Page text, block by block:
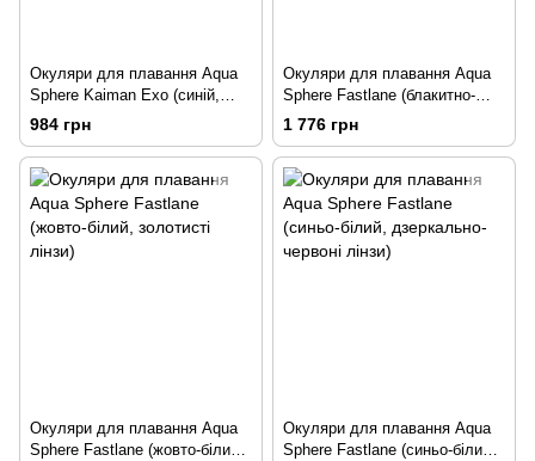
Окуляри для плавання Aqua
Sphere Kaiman Exo (синій,
прозорі лінзи)
984 грн
Окуляри для плавання Aqua
Sphere Fastlane (блакитно-
білий, дзеркально-синi лінзи)
1 776 грн
Окуляри для плавання Aqua
Sphere Fastlane (жовто-білий,
Окуляри для плавання Aqua
Sphere Fastlane (синьо-білий,